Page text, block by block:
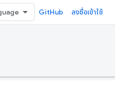
GitHub ลงชื่อเข้าใช้